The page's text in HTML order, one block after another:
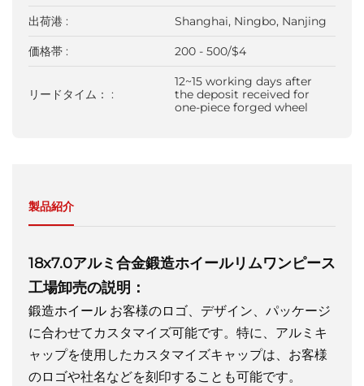
出荷港 : Shanghai, Ningbo, Nanjing
価格帯 : 200 - 500/$4
リードタイム： :
12~15 working days after
the deposit received for
one-piece forged wheel
製品紹介
18x7.0アルミ合金鍛造ホイールリムワンピース
工場卸売の説明：
鍛造ホイール お客様のロゴ、デザイン、パッケージ
に合わせてカスタマイズ可能です。特に、アルミキ
ャップを使用したカスタマイズキャップは、お客様
のロゴや社名などを刻印することも可能です。